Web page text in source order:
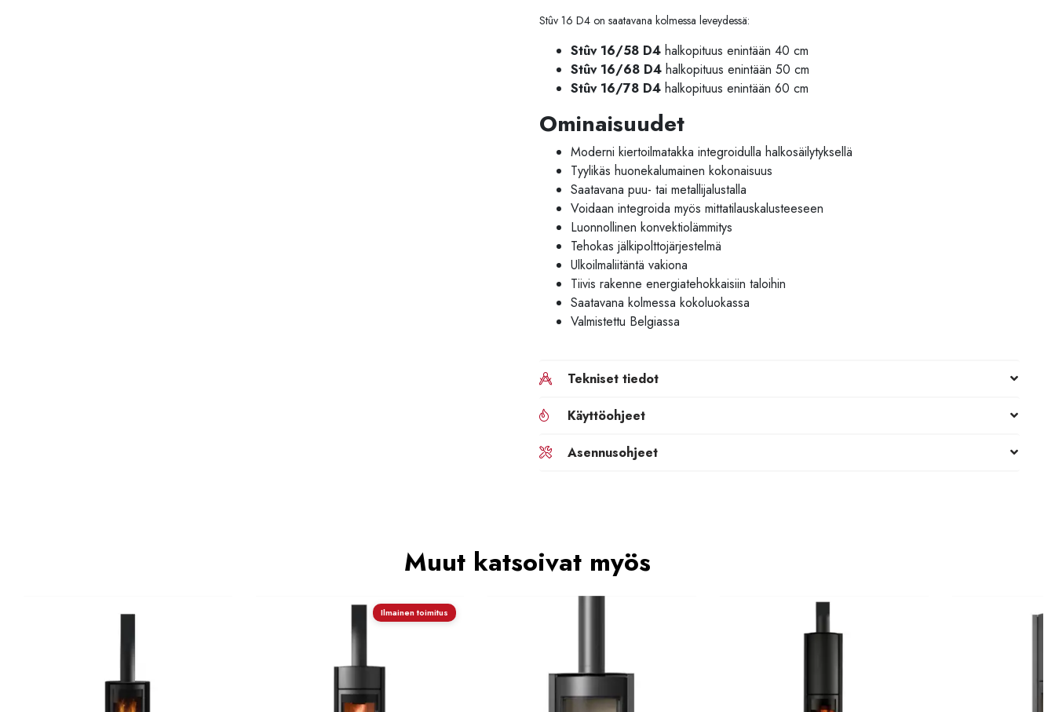
Stûv 16 D4 on saatavana kolmessa leveydessä:
Stûv 16/58 D4 halkopituus enintään 40 cm
Stûv 16/68 D4 halkopituus enintään 50 cm
Stûv 16/78 D4 halkopituus enintään 60 cm
Ominaisuudet
Moderni kiertoilmatakka integroidulla halkosäilytyksellä
Tyylikäs huonekalumainen kokonaisuus
Saatavana puu- tai metallijalustalla
Voidaan integroida myös mittatilauskalusteeseen
Luonnollinen konvektiolämmitys
Tehokas jälkipolttojärjestelmä
Ulkoilmaliitäntä vakiona
Tiivis rakenne energiatehokkaisiin taloihin
Saatavana kolmessa kokoluokassa
Valmistettu Belgiassa
Tekniset tiedot
Käyttöohjeet
Asennusohjeet
Muut katsoivat myös
Ilmainen toimitus